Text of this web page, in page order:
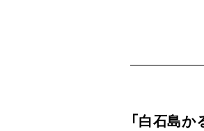
「白石島か